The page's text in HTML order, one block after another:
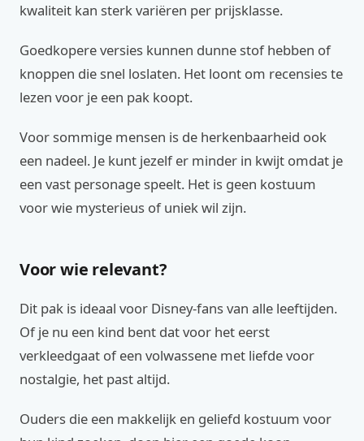
kwaliteit kan sterk variëren per prijsklasse.
Goedkopere versies kunnen dunne stof hebben of
knoppen die snel loslaten. Het loont om recensies te
lezen voor je een pak koopt.
Voor sommige mensen is de herkenbaarheid ook
een nadeel. Je kunt jezelf er minder in kwijt omdat je
een vast personage speelt. Het is geen kostuum
voor wie mysterieus of uniek wil zijn.
Voor wie relevant?
Dit pak is ideaal voor Disney-fans van alle leeftijden.
Of je nu een kind bent dat voor het eerst
verkleedgaat of een volwassene met liefde voor
nostalgie, het past altijd.
Ouders die een makkelijk en geliefd kostuum voor